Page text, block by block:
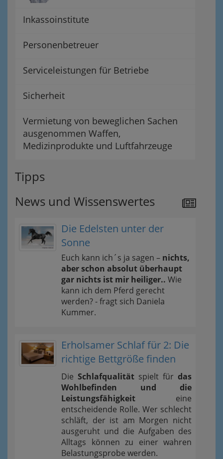
Inkassoinstitute
Personenbetreuer
Serviceleistungen für Betriebe
Sicherheit
Vermietung von beweglichen Sachen
ausgenommen Waffen,
Medizinprodukte und Luftfahrzeuge
Tipps
News und Wissenswertes
Die Edelsten unter der
Sonne
Euch kann ich´s ja sagen – nichts,
aber schon absolut überhaupt
gar nichts ist mir heiliger.. Wie
kann ich dem Pferd gerecht
werden? - fragt sich Daniela
Kummer.
Erholsamer Schlaf für 2: Die
richtige Bettgröße finden
Die Schlafqualität spielt für das
Wohlbefinden und die
Leistungsfähigkeit eine
entscheidende Rolle. Wer schlecht
schläft, der ist am Morgen nicht
ausgeruht und die Aufgaben des
Alltags können zu einer wahren
Belastungsprobe werden.